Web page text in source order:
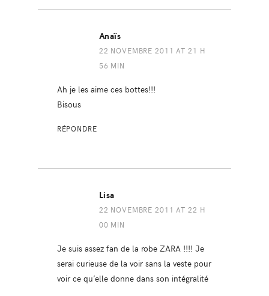
Anaïs
22 NOVEMBRE 2011 AT 21 H
56 MIN
Ah je les aime ces bottes!!!
Bisous
RÉPONDRE
Lisa
22 NOVEMBRE 2011 AT 22 H
00 MIN
Je suis assez fan de la robe ZARA !!!! Je
serai curieuse de la voir sans la veste pour
voir ce qu’elle donne dans son intégralité